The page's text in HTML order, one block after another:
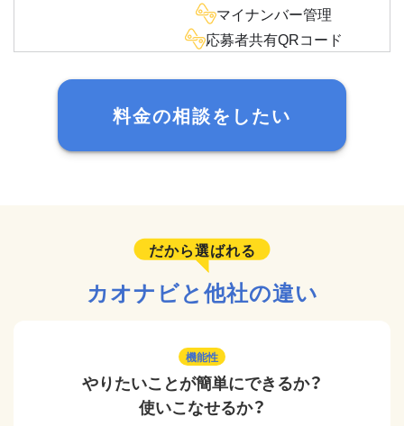
マイナンバー管理
応募者共有QRコード
料金の相談をしたい
だから選ばれる
カオナビと他社の違い
機能性
やりたいことが簡単にできるか？
使いこなせるか？